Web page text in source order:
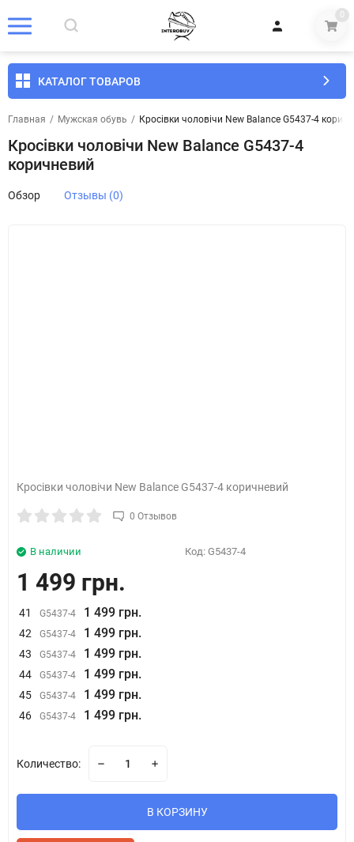
0
КАТАЛОГ ТОВАРОВ
Главная / Мужская обувь / Кросівки чоловічи New Balance G5437-4
Кросівки чоловічи New Balance G5437-4
коричневий
Обзор Отзывы (0)
Кросівки чоловічи New Balance G5437-4 коричневий
0 Отзывов
В наличии Код: G5437-4
1 499 грн.
41 G5437-4 1 499 грн.
42 G5437-4 1 499 грн.
43 G5437-4 1 499 грн.
44 G5437-4 1 499 грн.
45 G5437-4 1 499 грн.
46 G5437-4 1 499 грн.
Количество:
В КОРЗИНУ